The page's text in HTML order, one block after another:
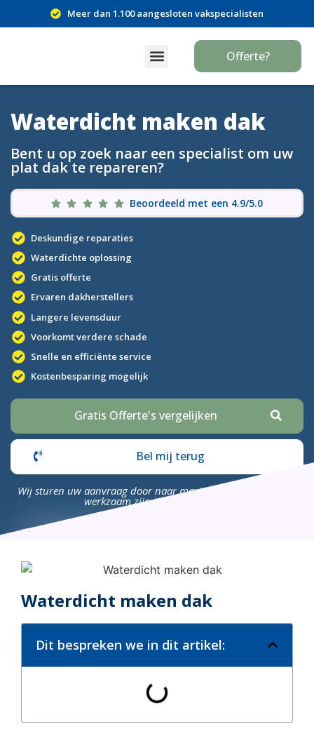
Meer dan 1.100 aangesloten vakspecialisten
Offerte?
Waterdicht maken dak
Bent u op zoek naar een specialist om uw
plat dak te repareren?
Beoordeeld met een 4.9/5.0
Deskundige reparaties
Waterdichte oplossing
Gratis offerte
Ervaren dakherstellers
Langere levensduur
Voorkomt verdere schade
Snelle en efficiënte service
Kostenbesparing mogelijk
Gratis Offerte's vergelijken
Bel mij terug
Wij sturen uw aanvraag door naar maximaal 4 bedrijven die
werkzaam zijn in uw omgeving.
Waterdicht maken dak
Dit bespreken we in dit artikel: